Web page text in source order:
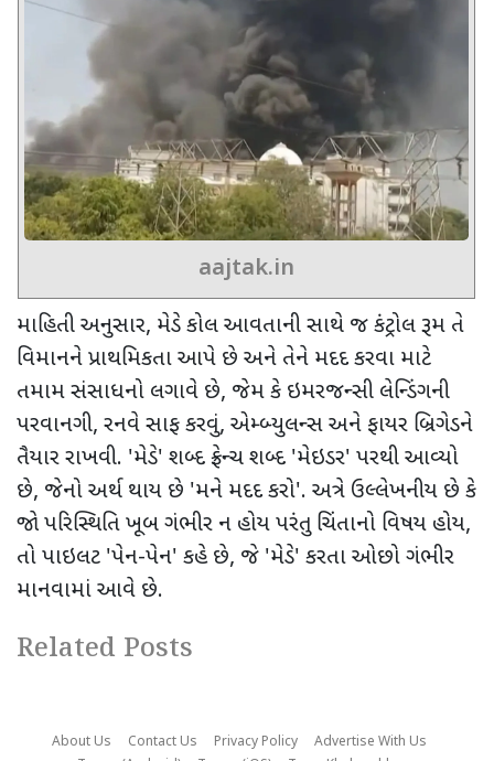
aajtak.in
માહિતી અનુસાર, મેડે કોલ આવતાની સાથે જ કંટ્રોલ રૂમ તે
વિમાનને પ્રાથમિકતા આપે છે અને તેને મદદ કરવા માટે
તમામ સંસાધનો લગાવે છે, જેમ કે ઇમરજન્સી લેન્ડિંગની
પરવાનગી, રનવે સાફ કરવું, એમ્બ્યુલન્સ અને ફાયર બ્રિગેડને
તૈયાર રાખવી. 'મેડે' શબ્દ ફ્રેન્ચ શબ્દ 'મેઇડર' પરથી આવ્યો
છે, જેનો અર્થ થાય છે 'મને મદદ કરો'. અત્રે ઉલ્લેખનીય છે કે
જો પરિસ્થિતિ ખૂબ ગંભીર ન હોય પરંતુ ચિંતાનો વિષય હોય,
તો પાઇલટ 'પેન-પેન' કહે છે, જે 'મેડે' કરતા ઓછો ગંભીર
માનવામાં આવે છે.
Related Posts
About Us Contact Us Privacy Policy
Advertise With Us